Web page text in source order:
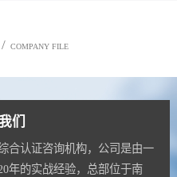
/ COMPANY FILE
们
合认证咨询机构，公司是由一
年的实战经验，总部位于南